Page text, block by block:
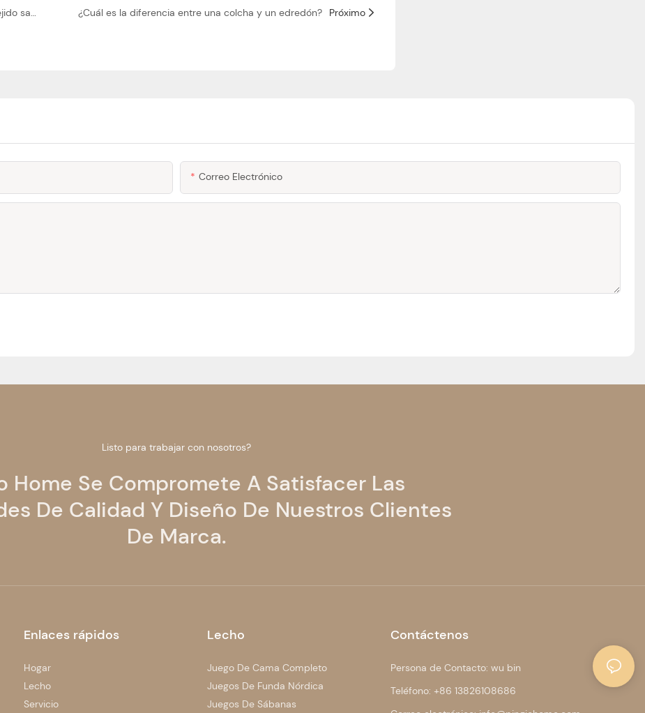
¿Qué es mejor? ¿Ropa de cama de tejido liso o tejido satinado? ¿Cuál es la diferencia entre una colcha y un edredón? Próximo
Correo Electrónico
Listo para trabajar con nosotros?
Home Se Compromete A Satisfacer Las
De Calidad Y Diseño De Nuestros Clientes
De Marca.
Enlaces rápidos
Hogar
Lecho
Servicio
Lecho
Juego De Cama Completo
Juegos De Funda Nórdica
Juegos De Sábanas
Contáctenos
Persona de Contacto: wu bin
Teléfono: +86 13826108686